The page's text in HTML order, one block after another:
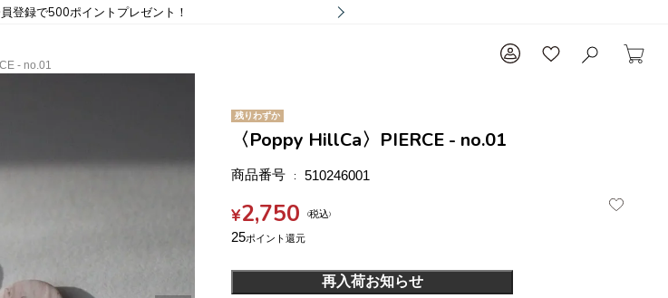
登録で500ポイントプレゼント！
- no.01
残りわずか
〈Poppy HillCa〉PIERCE - no.01
商品番号 510246001
¥2,750 税込
25
再入荷お知らせ